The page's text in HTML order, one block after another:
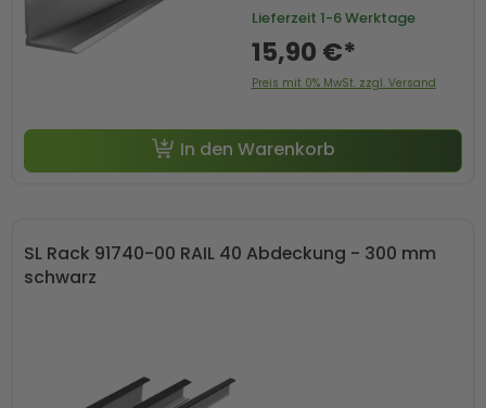
Lieferzeit 1-6 Werktage
15,90 €*
Preis mit 0% MwSt. zzgl. Versand
In den Warenkorb
SL Rack 91740-00 RAIL 40 Abdeckung - 300 mm
schwarz